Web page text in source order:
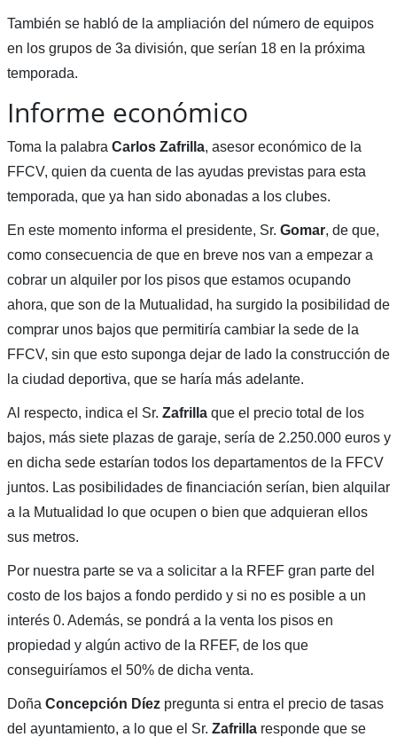
También se habló de la ampliación del número de equipos
en los grupos de 3a división, que serían 18 en la próxima
temporada.
Informe económico
Toma la palabra Carlos Zafrilla, asesor económico de la
FFCV, quien da cuenta de las ayudas previstas para esta
temporada, que ya han sido abonadas a los clubes.
En este momento informa el presidente, Sr. Gomar, de que,
como consecuencia de que en breve nos van a empezar a
cobrar un alquiler por los pisos que estamos ocupando
ahora, que son de la Mutualidad, ha surgido la posibilidad de
comprar unos bajos que permitiría cambiar la sede de la
FFCV, sin que esto suponga dejar de lado la construcción de
la ciudad deportiva, que se haría más adelante.
Al respecto, indica el Sr. Zafrillaque el precio total de los
bajos, más siete plazas de garaje, sería de 2.250.000 euros y
en dicha sede estarían todos los departamentos de la FFCV
juntos. Las posibilidades de financiación serían, bien alquilar
a la Mutualidad lo que ocupen o bien que adquieran ellos
sus metros.
Por nuestra parte se va a solicitar a la RFEF gran parte del
costo de los bajos a fondo perdido y si no es posible a un
interés 0. Además, se pondrá a la venta los pisos en
propiedad y algún activo de la RFEF, de los que
conseguiríamos el 50% de dicha venta.
Doña Concepción Díezpregunta si entra el precio de tasas
del ayuntamiento, a lo que el Sr. Zafrillaresponde que se